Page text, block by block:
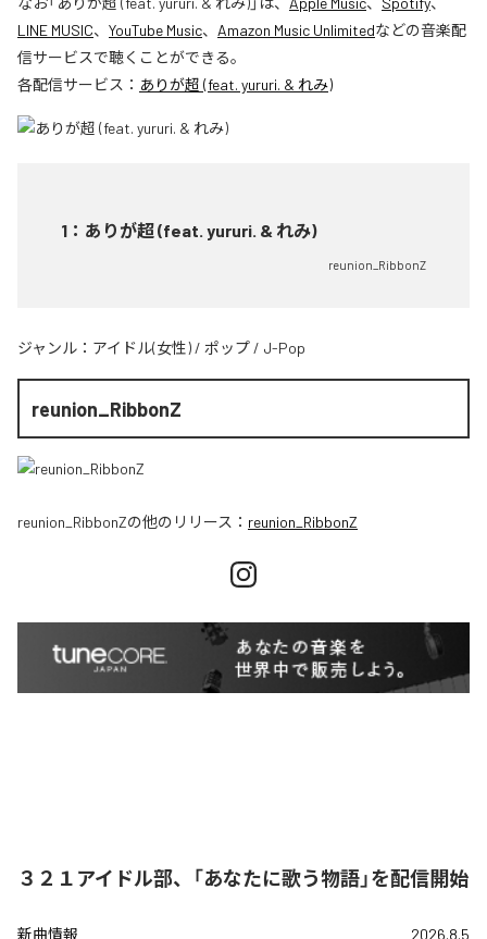
LINE MUSIC、 YouTube Music、 Amazon Music Unlimitedなどの音楽配
信サービスで聴くことができる。
各配信サービス： ありが超 (feat. yururi. & れみ)
1 ： ありが超 (feat. yururi. & れみ)
reunion_RibbonZ
ジャンル： アイドル(女性) / ポップ / J-Pop
reunion_RibbonZ
reunion_RibbonZの他のリリース： reunion_RibbonZ
３２１アイドル部、「あなたに歌う物語」を配信開始
新曲情報 2026.8.5